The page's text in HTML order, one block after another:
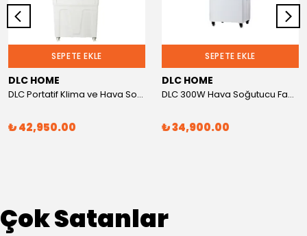
SEPETE EKLE
DLC HOME
DLC Portatif Klima ve Hava Soğutucu – 15.000 BTU, 200W Soğutma Gücü
₺ 42,950.00
SEPETE EKLE
DLC HOME
DLC 300W Hava Soğutucu Fan – İyonizerli, Zaman Ayarlı, Uzaktan Kumandalı, 45 Litre Su Tanklı
₺ 34,900.00
Çok Satanlar